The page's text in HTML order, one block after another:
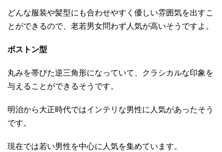
どんな服装や髪型にも合わせやすく優しい雰囲気を出すこ
とができるので、老若男女問わず人気が高いそうですよ。
ボストン型
丸みを帯びた逆三角形になっていて、クラシカルな印象を
与えることができるそうです。
明治から大正時代ではインテリな男性に人気があったそう
です。
現在では若い男性を中心に人気を集めています。